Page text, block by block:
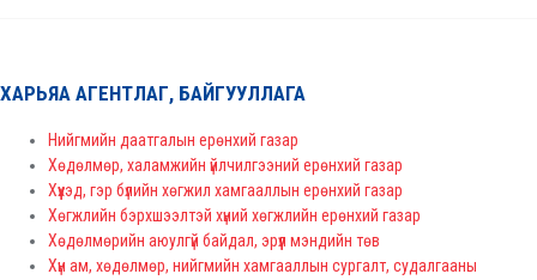
ХАРЬЯА АГЕНТЛАГ, БАЙГУУЛЛАГА
Нийгмийн даатгалын ерөнхий газар
Хөдөлмөр, халамжийн үйлчилгээний ерөнхий газар
Хүүхэд, гэр бүлийн хөгжил хамгааллын ерөнхий газар
Хөгжлийн бэрхшээлтэй хүний хөгжлийн ерөнхий газар
Хөдөлмөрийн аюулгүй байдал, эрүүл мэндийн төв
Хүн ам, хөдөлмөр, нийгмийн хамгааллын сургалт, судалгааны